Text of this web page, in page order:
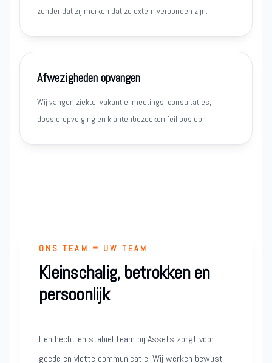
zonder dat zij merken dat ze extern verbonden zijn.
Afwezigheden opvangen
Wij vangen ziekte, vakantie, meetings, consultaties,
dossieropvolging en klantenbezoeken feilloos op.
ONS TEAM = UW TEAM
Kleinschalig, betrokken en
persoonlijk
Een hecht en stabiel team bij Assets zorgt voor
goede en vlotte communicatie. Wij werken bewust